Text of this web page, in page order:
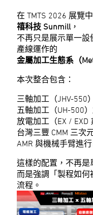
在 TMTS 2026 展覽
禧科技 Sunmill ，
不再只是展示單一
產線運作的
金屬加工生態系（
本次整合包含：
三軸加工（JHV-550
五軸加工（UH-500
放電加工（EX /
台灣三豐 CMM 三次
AMR 與機械手臂進
這樣的配置，不再是
而是強調「製程如
流程。